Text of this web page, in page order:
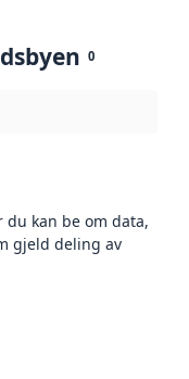
0
kan be om data,
gjeld deling av